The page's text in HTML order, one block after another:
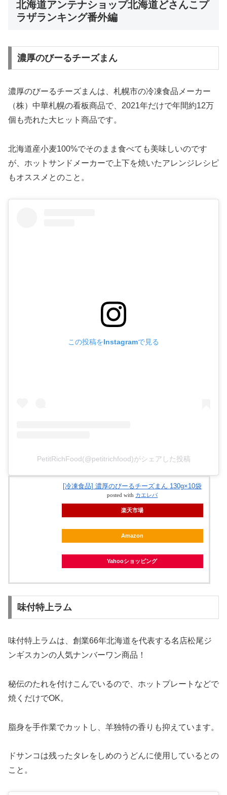
北海道アンテナショップ北海道どさんこプ
ラザランキング番外編
濃厚のびーるチーズまん
濃厚のびーるチーズまんは、札幌市の冷凍食品メーカー
（株）中華札幌の看板商品で、2021年だけで年間約12万
個も売れた大ヒット商品です。
北海道産小麦100%でそのまま食べても美味しいのです
が、ホットサンドメーカーで上下を焼いたアレンジレシピ
もオススメとのこと。
この投稿をInstagramで見る
PetitRichFood(@petitrichfood)がシェアした投稿
[冷凍食品] 濃厚のびーるチーズまん 130g×10袋
posted with カエレバ
楽天市場
Amazon
Yahooショッピング
味付特上ラム
味付特上ラムは、創業66年北海道を代表する名店松尾ジ
ンギスカンの人気ナンバーワン商品！
秘伝のたれを付けこんでいるので、ホットプレートなどで
焼くだけでOK。
脂身を手作業でカットし、羊独特の香りも抑えています。
ドサンコは残ったタレをしめのうどんに使用しているとの
こと。